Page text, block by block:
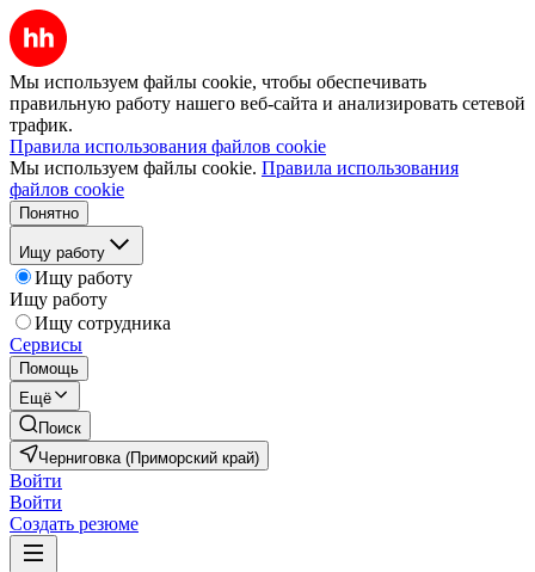
Мы используем файлы cookie, чтобы обеспечивать
правильную работу нашего веб-сайта и анализировать сетевой
трафик.
Правила использования файлов cookie
Мы используем файлы cookie. Правила использования
файлов cookie
Понятно
Ищу работу
Ищу работу
Ищу работу
Ищу сотрудника
Сервисы
Помощь
Ещё
Поиск
Черниговка (Приморский край)
Войти
Войти
Создать резюме